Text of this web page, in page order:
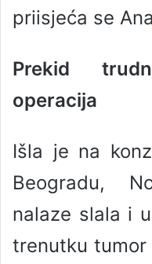
priisjeća se
Prekid
operacija
Išla je na
Beogradu,
nalaze slala i
trenutku